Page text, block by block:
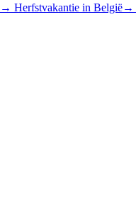
→ Herfstvakantie in België→